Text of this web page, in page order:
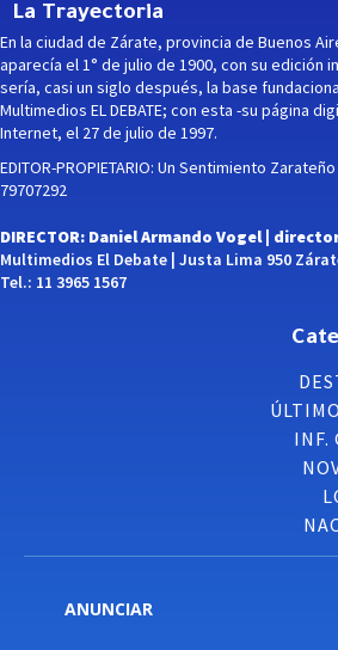
La Trayectoria
En la ciudad de Zárate, provincia de Buenos
aparecía el 1° de julio de 1900, con su edición
sería, casi un siglo después, la base
Multimedios EL DEBATE; con esta -su página
Internet, el 27 de julio de 1997.
EDITOR-PROPIETARIO: Un Sentimiento Zarateño
79707292
DIRECTOR: Daniel Armando Vogel |
Multimedios El Debate | Justa Lima 950
Tel.: 11 3965 1567
INF.
ANUNCIAR